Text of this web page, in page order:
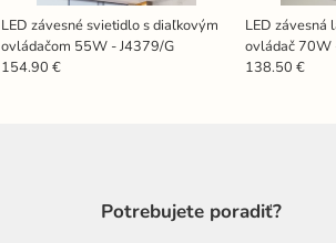
LED závesné svietidlo s diaľkovým
ovládačom 55W - J4379/G
154.90 €
LED závesná
ovládač 70W
138.50 €
Potrebujete poradiť?